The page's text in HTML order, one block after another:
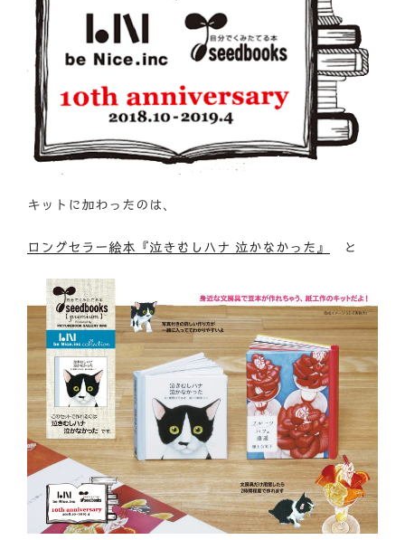
キットに加わったのは、
ロングセラー絵本『泣きむしハナ 泣かなかった』 と